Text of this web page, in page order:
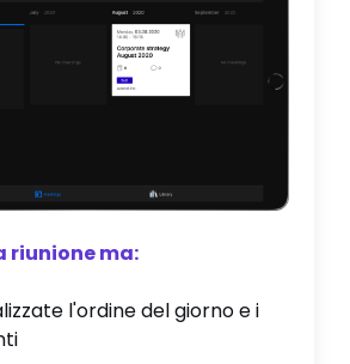
riunione ma:
l'ordine del giorno e i